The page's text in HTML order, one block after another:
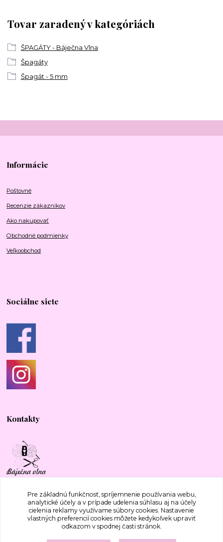
Tovar zaradený v kategóriách
ŠPAGÁTY - Báječna Vlna
Špagáty
Špagát - 5 mm
Informácie
Poštovné
Recenzie zákazníkov
Ako nakupovať
Obchodné podmienky
Veľkoobchod
Sociálne siete
Kontakty
+421 917 577 388
bajecnavlna@gmail.com
Pre základnú funkčnosť, spríjemnenie používania webu,
analytické účely a v prípade udelenia súhlasu aj na účely
cielenia reklamy využívame súbory cookies. Nastavenie
vlastných preferencií cookies môžete kedykoľvek upraviť
odkazom v spodnej časti stránok.